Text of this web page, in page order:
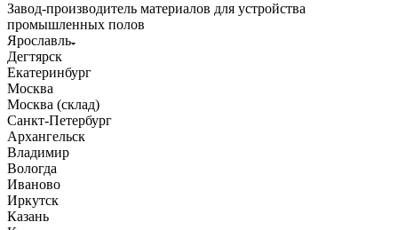
Завод-производитель материалов для устройства
промышленных полов
Ярославль
Дегтярск
Екатеринбург
Москва
Москва (склад)
Санкт-Петербург
Архангельск
Владимир
Вологда
Иваново
Иркутск
Казань